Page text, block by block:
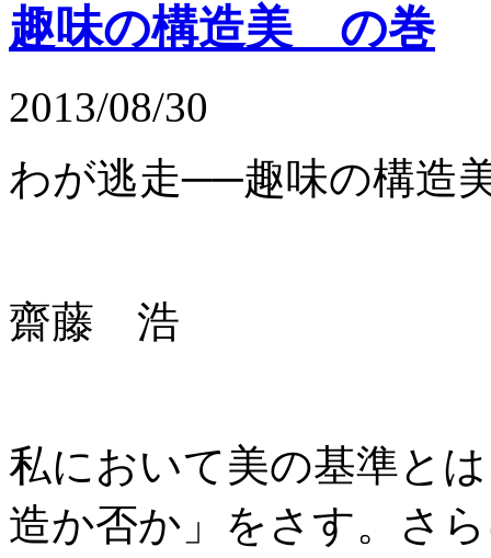
趣味の構造美 の巻
2013/08/30
わが逃走──趣味の構造
齋藤 浩
私において美の基準と
造か否か」をさす。さ